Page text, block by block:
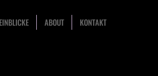
ABOUT KONTAKT